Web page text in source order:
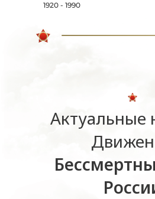
1920 - 1990
Актуальные